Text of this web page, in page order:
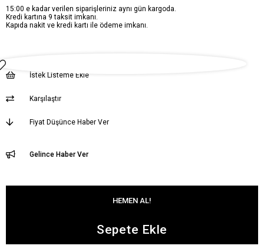
15:00 e kadar verilen siparişleriniz aynı gün kargoda.
Kredi kartına 9 taksit imkanı.
Kapıda nakit ve kredi kartı ile ödeme imkanı.
İstek Listeme Ekle
Karşılaştır
Fiyat Düşünce Haber Ver
Gelince Haber Ver